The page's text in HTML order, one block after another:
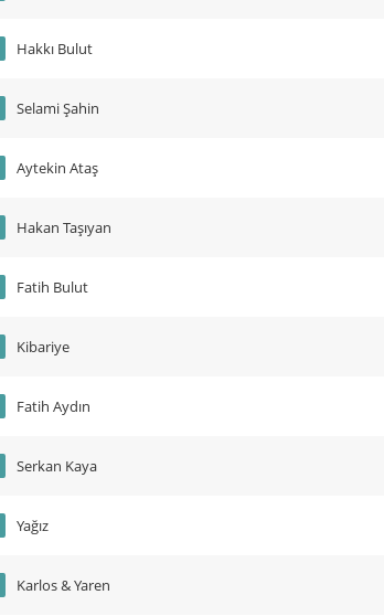
Hakkı Bulut
Selami Şahin
Aytekin Ataş
Hakan Taşıyan
Fatih Bulut
Kibariye
Fatih Aydın
Serkan Kaya
Yağız
Karlos & Yaren